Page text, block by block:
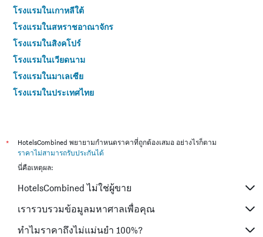
โรงแรมในเกาหลีใต้
โรงแรมในสหราชอาณาจักร
โรงแรมในสิงคโปร์
โรงแรมในเวียดนาม
โรงแรมในมาเลเซีย
โรงแรมในประเทศไทย
*
HotelsCombined พยายามกำหนดราคาที่ถูกต้องเสมอ อย่างไรก็ตาม
ราคาไม่สามารถรับประกันได้
นี่คือเหตุผล:
HotelsCombined ไม่ใช่ผู้ขาย
เรารวบรวมข้อมูลมหาศาลเพื่อคุณ
ทำไมราคาถึงไม่แม่นยำ 100%?